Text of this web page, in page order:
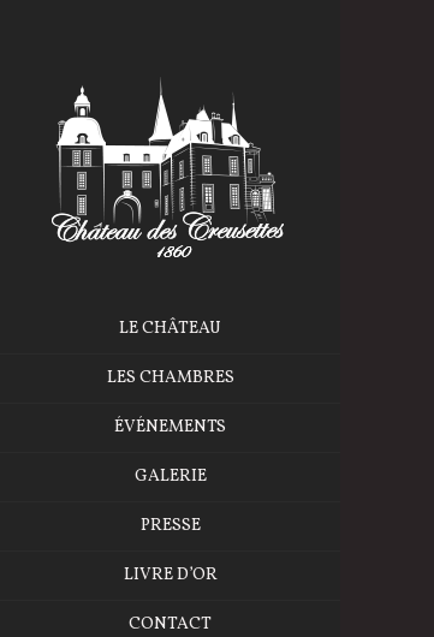
LE CHÂTEAU
LES CHAMBRES
ÉVÉNEMENTS
GALERIE
PRESSE
LIVRE D’OR
CONTACT